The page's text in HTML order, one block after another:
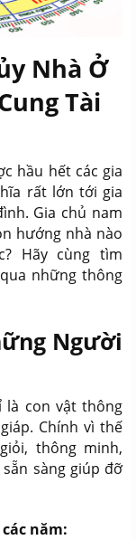
Nhà Ở
Tài
hầu hết các gia
rất lớn tới gia
Gia chủ nam
hướng nhà nào
Hãy cùng tìm
qua những thông
Người
là con vật thông
Chính vì thế
thông minh,
sàng giúp đỡ
năm: